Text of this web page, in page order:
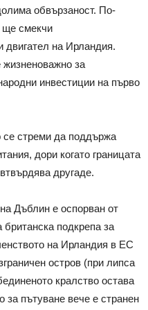
обвързаност. По-
ще смекчи
двигател на Ирландия.
за
инвестиции на първо
стреми да поддържа
дори когато границата
другаде.
Дъблин е оспорван от
британска подкрепа за
на Ирландия в ЕС
остров (при липса
кралство остава
пътуване вече е странен